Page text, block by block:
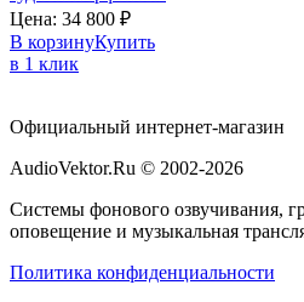
Цена: 34 800 ₽
В корзинуКупить
в 1 клик
Официальный интернет-магазин
AudioVektor.Ru © 2002-2026
Системы фонового озвучивания,
оповещение и музыкальная
Политика конфиденциальности